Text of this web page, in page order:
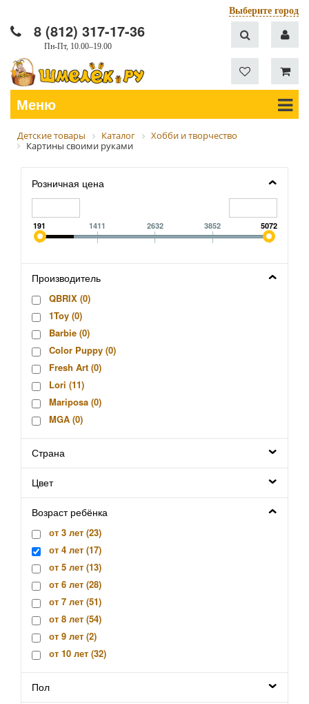
Выберите город
8 (812) 317-17-36
Пн-Пт, 10.00–19.00
Меню
Детские товары Каталог
Хобби и творчество
Картины своими руками
Розничная цена
191 1411 2632 3852 5072
Производитель
QBRIX (0)
1Toy (0)
Barbie (0)
Color Puppy (0)
Fresh Art (0)
Lori (11)
Mariposa (0)
MGA (0)
Molly (0)
Peppa Pig (
Supertoys (0)
Волшебная Мастерская (
Оригами (1)
Остров сокровищ (
Фантазёр (5)
ЮнЛандия (
Страна
Цвет
Возраст ребёнка
от 3 лет (23)
от 4 лет (17)
от 5 лет (13)
от 6 лет (28)
от 7 лет (51)
от 8 лет (54)
от 9 лет (2)
от 10 лет (32)
от 14 лет (8)
Пол